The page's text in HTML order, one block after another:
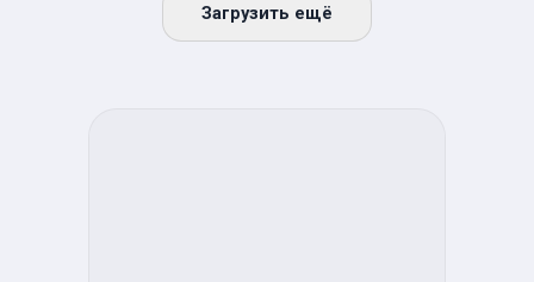
Загрузить ещё